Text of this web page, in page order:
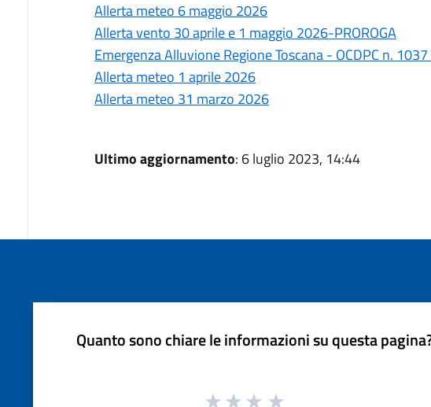
Allerta meteo 6 maggio 2026
Allerta vento 30 aprile e 1 maggio 2026-PROROGA
Emergenza Alluvione Regione Toscana - OCDPC n.
Allerta meteo 1 aprile 2026
Allerta meteo 31 marzo 2026
Ultimo aggiornamento: 6 luglio 2023, 14:44
Quanto sono chiare le informazioni su questa